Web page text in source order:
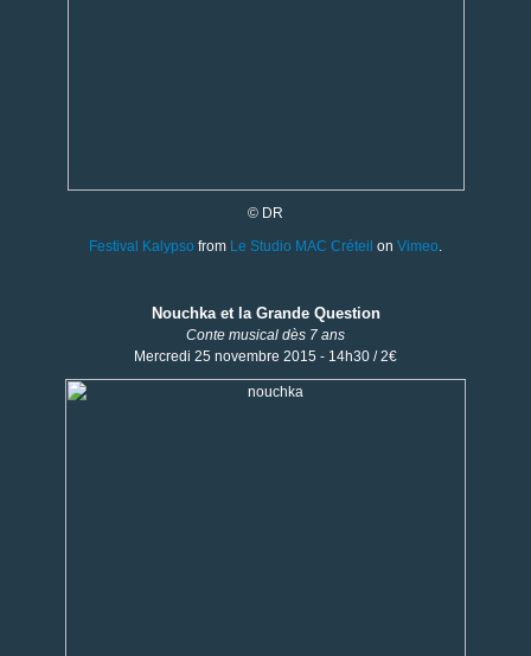
© DR
Festival Kalypso from Le Studio MAC Créteil on Vimeo.
Nouchka et la Grande Question
Conte musical dès 7 ans
Mercredi 25 novembre 2015 - 14h30 / 2€